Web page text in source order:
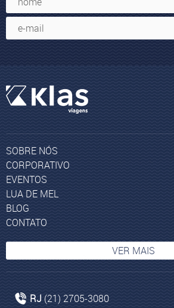
SOBRE NÓS
CORPORATIVO
EVENTOS
LUA DE MEL
BLOG
CONTATO
VER MAIS
RJ (21) 2705-3080